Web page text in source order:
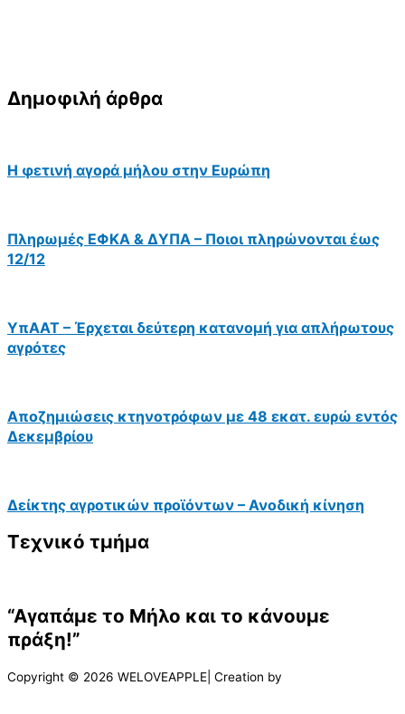
Δημοφιλή άρθρα
Η φετινή αγορά μήλου στην Ευρώπη
Πληρωμές ΕΦΚΑ & ΔΥΠΑ – Ποιοι πληρώνονται έως
12/12
ΥπΑΑΤ – Έρχεται δεύτερη κατανομή για απλήρωτους
αγρότες
Αποζημιώσεις κτηνοτρόφων με 48 εκατ. ευρώ εντός
Δεκεμβρίου
Δείκτης αγροτικών προϊόντων – Ανοδική κίνηση
Τεχνικό τμήμα
“Αγαπάμε το Μήλο και το κάνουμε
πράξη!”
Copyright © 2026 WELOVEAPPLE| Creation by